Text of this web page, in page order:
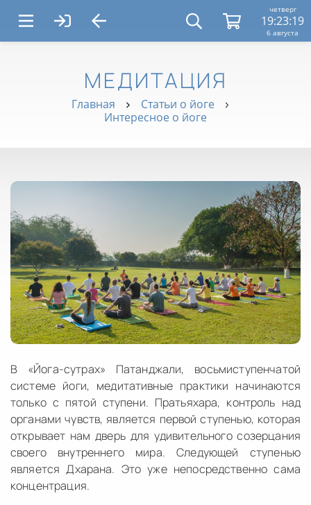
четверг
19:23:19
6 августа
МЕДИТАЦИЯ
Главная
Статьи о йоге
Интересное о йоге
В «Йога-сутрах» Патанджали, восьмиступенчатой
системе йоги, медитативные практики начинаются
только с пятой ступени. Пратьяхара, контроль над
органами чувств, является первой ступенью, которая
открывает нам дверь для удивительного созерцания
своего внутреннего мира. Следующей ступенью
является Дхарана. Это уже непосредственно сама
концентрация.